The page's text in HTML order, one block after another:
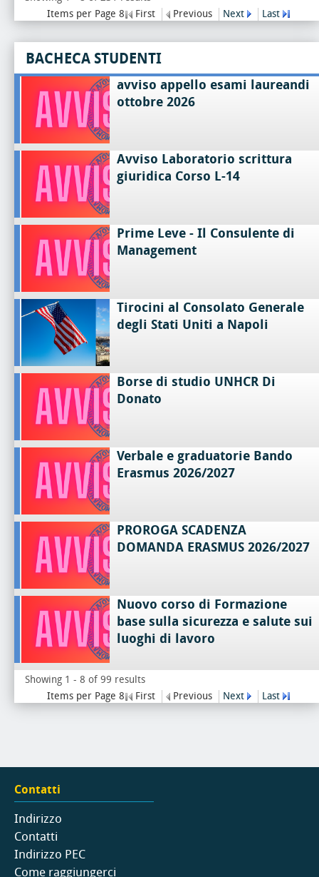
Items per Page 8
First Previous Next Last
BACHECA STUDENTI
avviso appello esami laureandi
ottobre 2026
Avviso Laboratorio scrittura
giuridica Corso L-14
Prime Leve - Il Consulente di
Management
Tirocini al Consolato Generale
degli Stati Uniti a Napoli
Borse di studio UNHCR Di
Donato
Verbale e graduatorie Bando
Erasmus 2026/2027
PROROGA SCADENZA
DOMANDA ERASMUS 2026/2027
Nuovo corso di Formazione
base sulla sicurezza e salute sui
luoghi di lavoro
Showing 1 - 8 of 99 results
Items per Page 8
First Previous Next Last
Contatti
Indirizzo
Contatti
Indirizzo PEC
Come raggiungerci